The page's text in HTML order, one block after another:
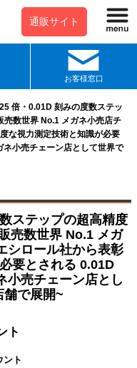
通販サイト
お客様窓口
倍・0.01D 刻みの度数ステッ
売数世界 No.1 メガネ小売店チ
な視力測定技術と知識が必要
小売チェーン店として世界で
ステップの超高精度
売数世界 No.1 メガ
シロール社から表彰
要とされる 0.01D
小売チェーン店とし
舗で展開~
ト
ント